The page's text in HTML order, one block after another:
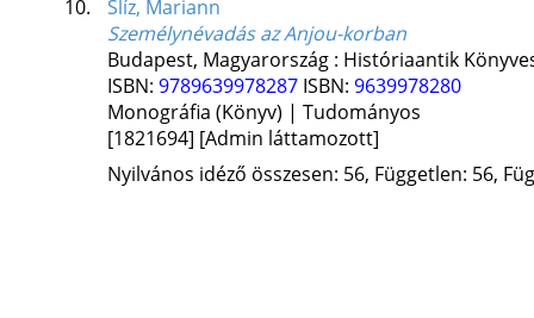
10.
Slíz, Mariann
Személynévadás az Anjou-korban
Budapest, Magyarország : Históriaantik
ISBN: 9789639978287 ISBN: 9639978280
Monográfia (Könyv) | Tudományos
[1821694] [Admin láttamozott]
Nyilvános idéző összesen: 56, Független: 56,